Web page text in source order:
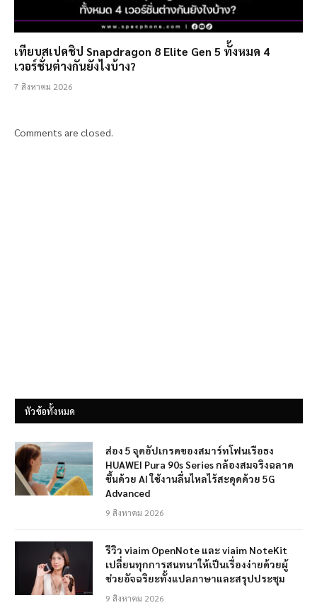
เทียบสเปคชิป Snapdragon 8 Elite Gen 5 ทั้งหมด 4
เวอร์ชั่นต่างกันยังไงบ้าง?
7 สิงหาคม 2026
Comments are closed.
หัวข้อทั้งหมด
ส่อง 5 จุดอัปเกรดของสมาร์ทโฟนเรือธง
HUAWEI Pura 90s Series กล้องสมจริงฉลาด
ขึ้นด้วย AI ใช้งานลื่นไหลไร้สะดุดด้วย 5G
Advanced
9 สิงหาคม 2026
รีวิว viaim OpenNote และ viaim NoteKit
เปลี่ยนทุกการสนทนาให้เป็นเรื่องง่ายด้วยผู้
ช่วยอัจฉริยะทั้งแปลภาษาและสรุปประชุม
9 สิงหาคม 2026